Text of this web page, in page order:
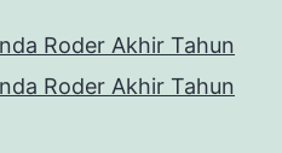
Roder Akhir Tahun
Roder Akhir Tahun